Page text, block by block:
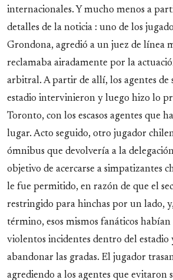
internacionales. Y mucho menos a
detalles de la noticia : uno de los
Grondona, agredió a un juez de línea
reclamaba airadamente por la
arbitral. A partir de allí, los agentes de
estadio intervinieron y luego hizo lo
Toronto, con los escasos agentes que
lugar. Acto seguido, otro jugador
ómnibus que devolvería a la
objetivo de acercarse a simpatizantes
le fue permitido, en razón de que el
restringido para hinchas por un lado,
término, esos mismos fanáticos habían
violentos incidentes dentro del estadio
abandonar las gradas. El jugador
agrediendo a los agentes que evitaron